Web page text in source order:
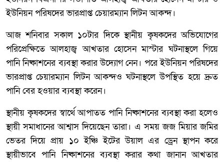
ইউনিয়ন পরিষদের ভারপ্রাপ্ত চেয়ারম্যান লিটন আকন্দ।
আজ শনিবার সকাল ১০টার দিকে স্থানীয় কৃষকদের অভিযোগের
পরিপ্রেক্ষিতে আলহাজ্ব আখতার হোসেন মাস্টার ঘটনাস্থলে গিয়ে
পানি নিষ্কাশনের ব্যবস্থা করার উদ্যোগ নেন। পরে ইউনিয়ন পরিষদের
ভারপ্রাপ্ত চেয়ারম্যান লিটন আকন্দও ঘটনাস্থলে উপস্থিত হয়ে দ্রুত
পানি বের হওয়ার ব্যবস্থা করেন।
স্থানীয় কৃষকদের স্বার্থে আপাতত পানি নিষ্কাশনের ব্যবস্থা করা হলেও
স্থায়ী সমাধানের আশ্বাস দিয়েছেন তারা। এ সময় জজ মিয়ার জমির
ভেতর দিয়ে প্রায় ১০ ইঞ্চি ইটের উয়াল এর ড্রেন স্থাপন করে
স্থায়ীভাবে পানি নিষ্কাশনের ব্যবস্থা করার কথা জানান আখতার